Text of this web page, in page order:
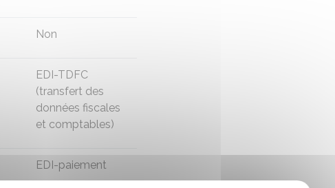
Non
EDI-TDFC
(transfert des
données fiscales
et comptables)
EDI-paiement